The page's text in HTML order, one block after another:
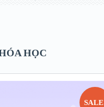
HỌC